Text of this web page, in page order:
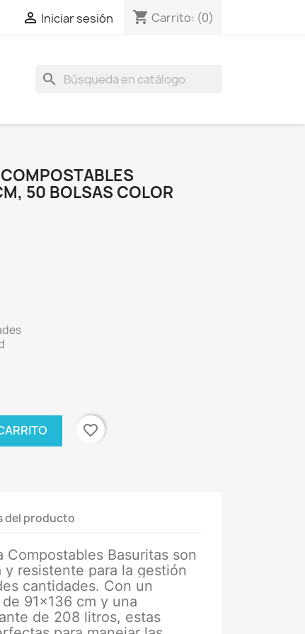
 Iniciar sesión shopping_cart Carrito: (0)
search
50 BOLSAS COLOR
favorite_border
del producto
Compostables Basuritas son
resistente para la gestión
cantidades. Con un
91x136 cm y una
de 208 litros, estas